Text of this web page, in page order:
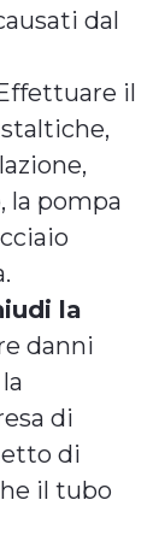
dal
il
la pompa
la
danni
di
di
il tubo